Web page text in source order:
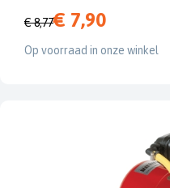
€ 8,77€ 7,90
Op voorraad in onze winkel